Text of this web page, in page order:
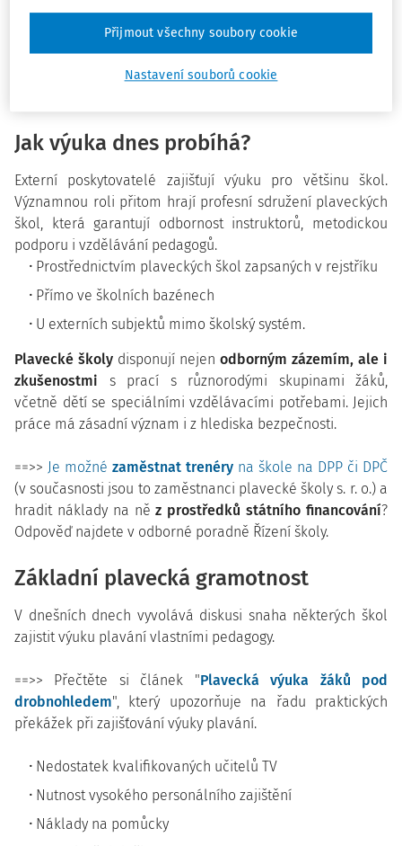
gramotnosti si můžete přečíst v článkuMgr. René
Pohled na současnou odbornou debatu v článku Omara El
Jak výuka dnes probíhá?
Externí poskytovatelé zajišťují výuku pro většinu škol.
Významnou roli přitom hrají profesní sdružení plaveckých
škol, která garantují odbornost instruktorů, metodickou
podporu i vzdělávání pedagogů.
Prostřednictvím plaveckých škol zapsaných v rejstříku
Přímo ve školních bazénech
U externích subjektů mimo školský systém.
Plavecké školy disponují nejen odborným zázemím, ale i
zkušenostmi s prací s různorodými skupinami žáků,
včetně dětí se speciálními vzdělávacími potřebami. Jejich
práce má zásadní význam i z hlediska bezpečnosti.
==>> Je možné zaměstnat trenéry na škole na DPP či DPČ
(v současnosti jsou to zaměstnanci plavecké školy s. r. o.) a
hradit náklady na něz prostředků státního financování?
Odpověď najdete v odborné poradně Řízení školy.
Základní plavecká gramotnost
V dnešních dnech vyvolává diskusi snaha některých škol
zajistit výuku plavání vlastními pedagogy.
==>> Přečtěte si článek "Plavecká výuka žáků pod
drobnohledem", který upozorňuje na řadu praktických
překážek při zajišťování výuky plavání.
Nedostatek kvalifikovaných učitelů TV
Nutnost vysokého personálního zajištění
Náklady na pomůcky
Nastavení souborů cookie
Přijmout všechny soubory cookie